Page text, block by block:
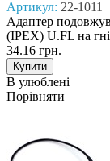
Артикул: 22-1011
Адаптер
(IPEX) U.FL на
34.16 грн.
В улюблені
Порівняти